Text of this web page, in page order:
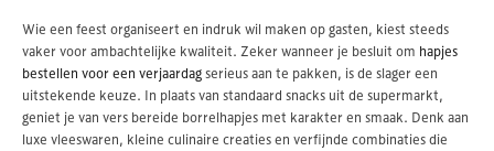
Wie een feest organiseert en indruk wil maken op gasten, kiest steeds
vaker voor ambachtelijke kwaliteit. Zeker wanneer je besluit om hapjes
bestellen voor een verjaardagserieus aan te pakken, is de slager een
uitstekende keuze. In plaats van standaard snacks uit de supermarkt,
geniet je van vers bereide borrelhapjes met karakter en smaak. Denk aan
luxe vleeswaren, kleine culinaire creaties en verfijnde combinaties die